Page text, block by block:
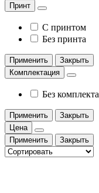
Принт
С принтом
Без принта
Применить
Закрыть
Комплектация
Без комплекта
Применить
Закрыть
Цена
Применить
Закрыть